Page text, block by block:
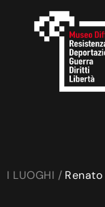
I LUOGHI /